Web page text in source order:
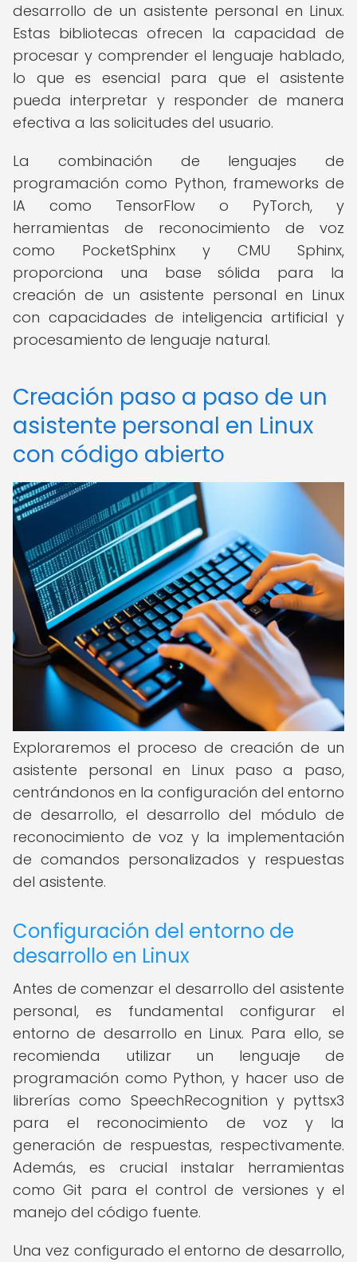
desarrollo de un asistente personal en Linux.
Estas bibliotecas ofrecen la capacidad de
procesar y comprender el lenguaje hablado,
lo que es esencial para que el asistente
pueda interpretar y responder de manera
efectiva a las solicitudes del usuario.
La combinación de lenguajes de
programación como Python, frameworks de
IA como TensorFlow o PyTorch, y
herramientas de reconocimiento de voz
como PocketSphinx y CMU Sphinx,
proporciona una base sólida para la
creación de un asistente personal en Linux
con capacidades de inteligencia artificial y
procesamiento de lenguaje natural.
Creación paso a paso de un
asistente personal en Linux
con código abierto
Exploraremos el proceso de creación de un
asistente personal en Linux paso a paso,
centrándonos en la configuración del entorno
de desarrollo, el desarrollo del módulo de
reconocimiento de voz y la implementación
de comandos personalizados y respuestas
del asistente.
Configuración del entorno de
desarrollo en Linux
Antes de comenzar el desarrollo del asistente
personal, es fundamental configurar el
entorno de desarrollo en Linux. Para ello, se
recomienda utilizar un lenguaje de
programación como Python, y hacer uso de
librerías como SpeechRecognition y pyttsx3
para el reconocimiento de voz y la
generación de respuestas, respectivamente.
Además, es crucial instalar herramientas
como Git para el control de versiones y el
manejo del código fuente.
Una vez configurado el entorno de desarrollo,